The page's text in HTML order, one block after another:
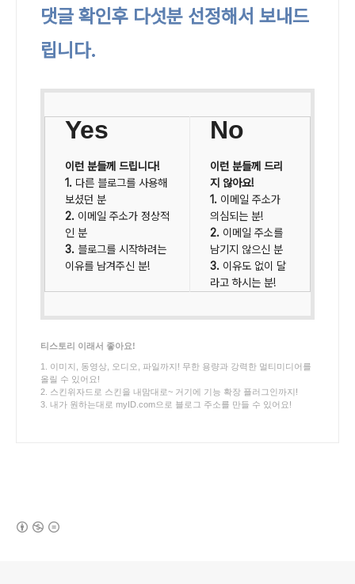
댓글 확인후 다섯분 선정해서 보내드
립니다.
Yes
이런 분들께 드립니다!
1. 다른 블로그를 사용해
보셨던 분
2. 이메일 주소가 정상적
인 분
3. 블로그를 시작하려는
이유를 남겨주신 분!
No
이런 분들께 드리
지 않아요!
1. 이메일 주소가
의심되는 분!
2. 이메일 주소를
남기지 않으신 분
3. 이유도 없이 달
라고 하시는 분!
티스토리 이래서 좋아요!
1. 이미지, 동영상, 오디오, 파일까지! 무한 용량과 강력한 멀티미디어를
올릴 수 있어요!
2. 스킨위자드로 스킨을 내맘대로~ 거기에 기능 확장 플러그인까지!
3. 내가 원하는대로 myID.com으로 블로그 주소를 만들 수 있어요!